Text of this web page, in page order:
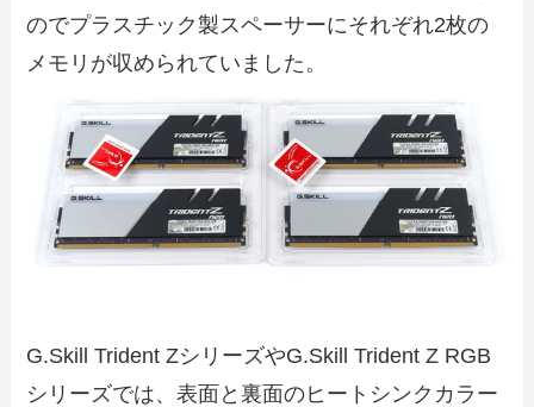
のでプラスチック製スペーサーにそれぞれ2枚の
メモリが収められていました。
G.Skill Trident ZシリーズやG.Skill Trident Z RGB
シリーズでは、表面と裏面のヒートシンクカラー